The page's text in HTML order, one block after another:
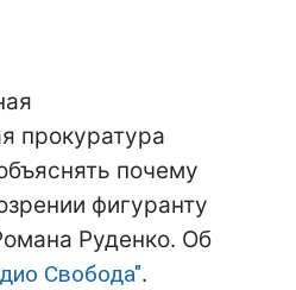
прокуратура
почему
фигуранту
Руденко. Об
Свобода".